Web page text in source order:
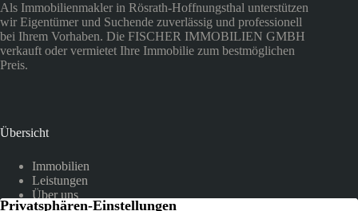
Als Immobilienmakler in Rösrath-Hoffnungsthal unterstützen
wir Eigentümer und Suchende zuverlässig und professionell
bei Ihrem Vorhaben. Die FISCHER IMMOBILIEN GMBH
verkauft oder vermietet Ihre Immobilie zum bestmöglichen
Preis.
Übersicht
Immobilien
Leistungen
Über uns